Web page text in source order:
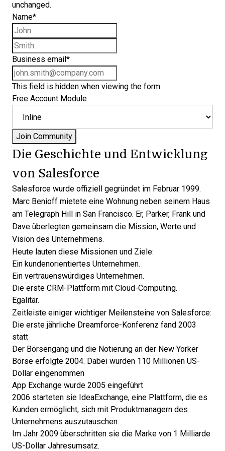
unchanged.
Name*
Business email *
This field is hidden when viewing the form
Free Account Module
Die Geschichte und Entwicklung
von Salesforce
Salesforce wurde offiziell gegründet im Februar 1999.
Marc Benioff mietete eine Wohnung neben seinem Haus
am Telegraph Hill in San Francisco. Er, Parker, Frank und
Dave überlegten gemeinsam die Mission, Werte und
Vision des Unternehmens.
Heute lauten diese Missionen und Ziele:
Ein kundenorientiertes Unternehmen.
Ein vertrauenswürdiges Unternehmen.
Die erste CRM-Plattform mit Cloud-Computing.
Egalitär.
Zeitleiste einiger wichtiger Meilensteine von Salesforce:
Die erste jährliche Dreamforce-Konferenz fand 2003
statt
Der Börsengang und die Notierung an der New Yorker
Börse erfolgte 2004. Dabei wurden 110 Millionen US-
Dollar eingenommen
App Exchange wurde 2005 eingeführt
2006 starteten sie IdeaExchange, eine Plattform, die es
Kunden ermöglicht, sich mit Produktmanagern des
Unternehmens auszutauschen.
Im Jahr 2009 überschritten sie die Marke von 1 Milliarde
US-Dollar Jahresumsatz.